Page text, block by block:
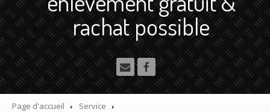
Scooteret Moto
Camion et Poids Lourd
Utilitaire
Démolisseuragrée VHU gratuit
Mettre à la casse sa voiture
rachat possible
Page d'accueil
Service